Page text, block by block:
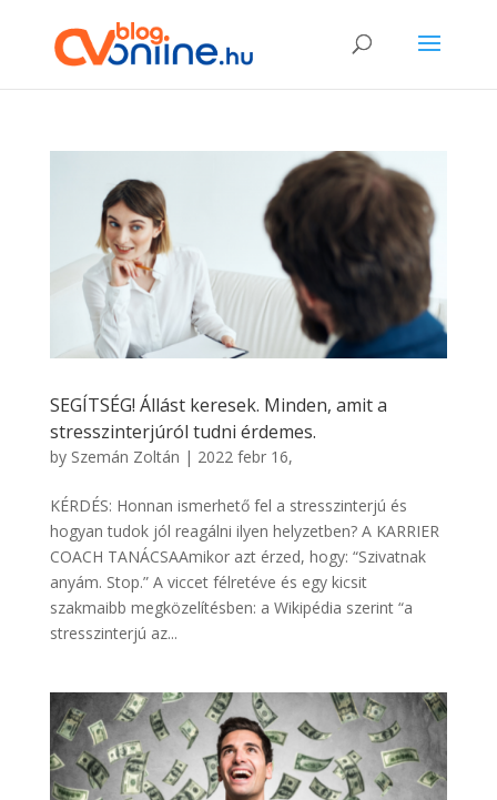
SEGÍTSÉG! Állást keresek. Minden, amit a
stresszinterjúról tudni érdemes.
by Szemán Zoltán | 2022 febr 16,
KÉRDÉS: Honnan ismerhető fel a stresszinterjú és
hogyan tudok jól reagálni ilyen helyzetben? A KARRIER
COACH TANÁCSAAmikor azt érzed, hogy: “Szivatnak
anyám. Stop.” A viccet félretéve és egy kicsit
szakmaibb megközelítésben: a Wikipédia szerint “a
stresszinterjú az...